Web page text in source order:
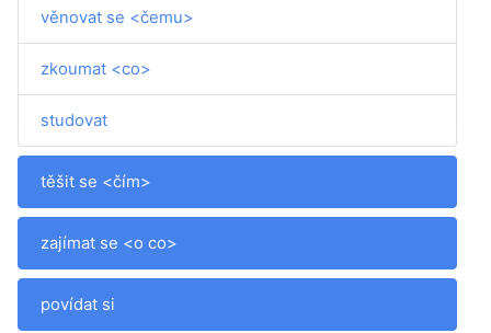
věnovat se <čemu>
zkoumat <co>
studovat
těšit se <čím>
zajímat se <o co>
povídat si